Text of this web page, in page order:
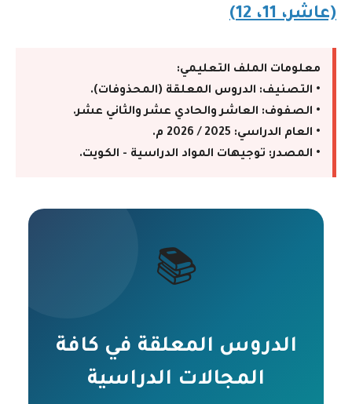
(عاشر، 11، 12)
معلومات الملف التعليمي:
• التصنيف: الدروس المعلقة (المحذوفات).
• الصفوف: العاشر والحادي عشر والثاني عشر.
• العام الدراسي: 2025 / 2026 م.
• المصدر: توجيهات المواد الدراسية - الكويت.
📚
الدروس المعلقة في كافة
المجالات الدراسية